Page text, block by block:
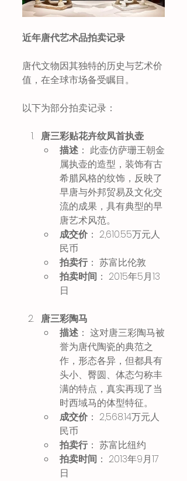
近年唐代艺术品拍卖记录
唐代文物因其独特的历史与艺术价
值，在全球市场备受瞩目。
以下为部分拍卖记录：
唐三彩贴花卉纹凤首执壶
描述 ： 此壶仿萨珊王朝金
属执壶的造型，装饰有古
希腊风格的纹饰，反映了
早唐与外邦贸易及文化交
流的成果，具有典型的早
唐艺术风范。
成交价 ： 2,610.55万元人
民币
拍卖行： 苏富比伦敦
拍卖时间 ： 2015年5月13
日
唐三彩陶马
描述 ： 这对唐三彩陶马被
誉为唐代陶瓷的典范之
作，形态各异，但都具有
头小、臀圆、体态匀称丰
满的特点，真实再现了当
时西域马的体型特征。
成交价 ： 2,568.14万元人
民币
拍卖行： 苏富比纽约
拍卖时间 ： 2013年9月17
日